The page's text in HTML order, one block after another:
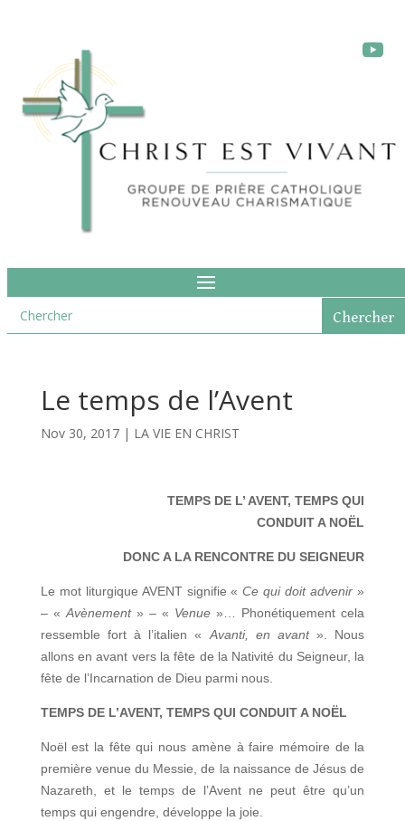
Le temps de l’Avent
Nov 30, 2017| LA VIE EN CHRIST
TEMPS DE L’ AVENT, TEMPS QUI
CONDUIT A NOËL
DONC A LA RENCONTRE DU SEIGNEUR
Le mot liturgique AVENT signifie «Ce qui doit advenir »
– «Avènement» – « Venue »… Phonétiquement cela
ressemble fort à l’italien «Avanti, en avant». Nous
allons en avant vers la fête de la Nativité du Seigneur, la
fête de l’Incarnation de Dieu parmi nous.
TEMPS DE L’AVENT, TEMPS QUI CONDUIT A NOËL
Noël est la fête qui nous amène à faire mémoire de la
première venue du Messie, de la naissance de Jésus de
Nazareth, et le temps de l’Avent ne peut être qu’un
temps qui engendre, développe la joie.